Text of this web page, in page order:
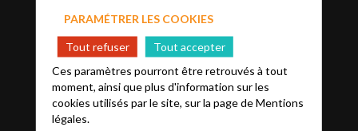
juillet 2019
juin 2019
mai 2019
avril 2019
mars 2019
novembre 2018
octobre 2018
PARAMÉTRER LES COOKIES
Tout refuser
Tout accepter
Ces paramètres pourront être retrouvés à tout
moment, ainsi que plus d'information sur les
cookies utilisés par le site, sur la page deMentions
légales.